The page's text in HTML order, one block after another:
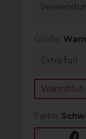
Größe:
Extra full
Warmblut
Farbe: